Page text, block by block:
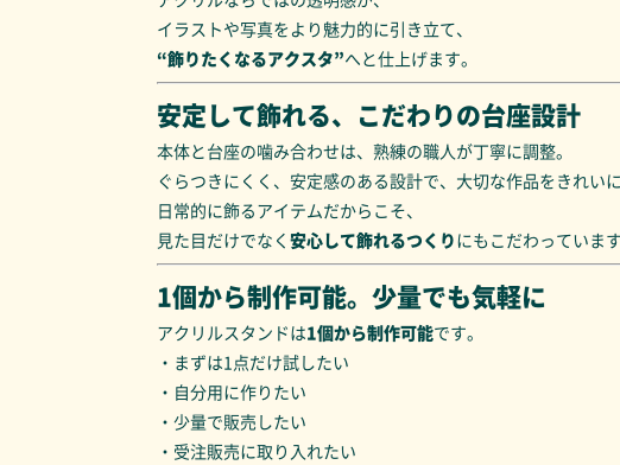
イラストや写真をより魅力的に引き立て、
“飾りたくなるアクスタ”へと仕上げます。
安定して飾れる、こだわりの台座設計
本体と台座の噛み合わせは、熟練の職人が丁寧に調整。
ぐらつきにくく、安定感のある設計で、大切な作品をきれい
日常的に飾るアイテムだからこそ、
見た目だけでなく 安心して飾れるつくりにもこだわっています
1個から制作可能。少量でも気軽に
アクリルスタンドは1個から制作可能です。
・まずは1点だけ試したい
・自分用に作りたい
・少量で販売したい
・受注販売に取り入れたい